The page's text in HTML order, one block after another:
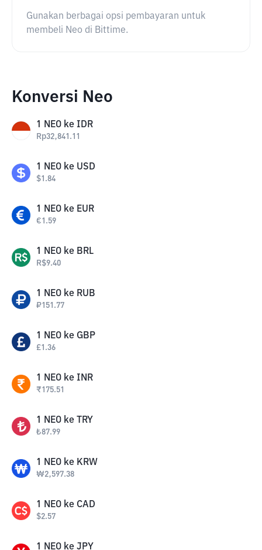
Gunakan berbagai opsi pembayaran untuk
membeli Neo di Bittime.
Konversi Neo
1 NEO ke IDR
Rp32,841.11
1 NEO ke USD
$1.84
1 NEO ke EUR
€1.59
1 NEO ke BRL
R$9.40
1 NEO ke RUB
₽151.77
1 NEO ke GBP
£1.36
1 NEO ke INR
₹175.51
1 NEO ke TRY
₺87.99
1 NEO ke KRW
₩2,597.38
1 NEO ke CAD
$2.57
1 NEO ke JPY